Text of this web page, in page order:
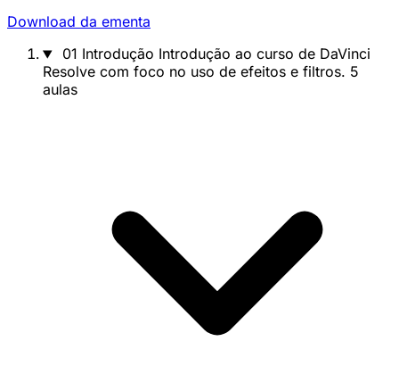
Download da ementa
01 Introdução Introdução ao curso de DaVinci
Resolve com foco no uso de efeitos e filtros. 5
aulas